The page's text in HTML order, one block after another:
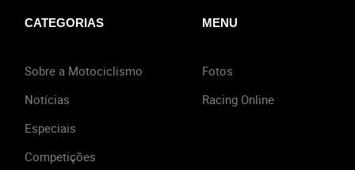
CATEGORIAS
Sobre a Motociclismo
Notícias
Especiais
Competições
MENU
Fotos
Racing Online